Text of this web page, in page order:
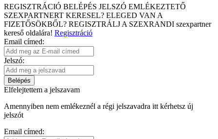
REGISZTRÁCIÓ BELÉPÉS JELSZÓ EMLÉKEZTETŐ
SZEXPARTNERT KERESEL? ELEGED VAN A
FIZETŐSÖKBŐL? REGISZTRÁLJ A SZEXRANDI szexpartner
kereső oldalára! Regisztráció
Email címed:
Jelszó:
Belépés
Elfelejtettem a jelszavam
Amennyiben nem emlékeznél a régi jelszavadra itt kérhetsz új
jelszót
Email címed: